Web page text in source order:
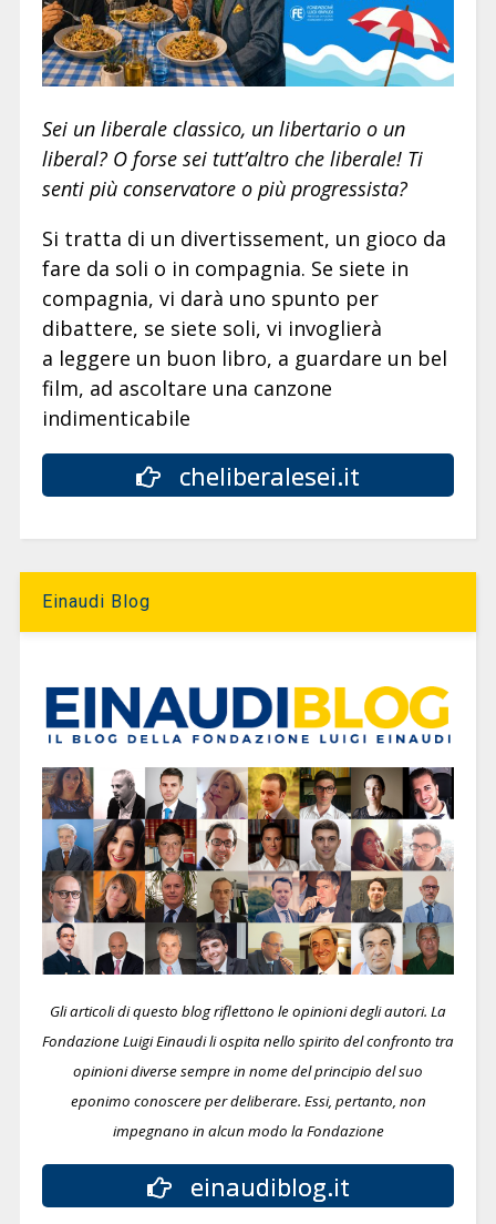
Sei un liberale classico, un libertario o un
liberal? O forse sei tutt’altro che liberale! Ti
senti più conservatore o più progressista?
Si tratta di un divertissement, un gioco da
fare da soli o in compagnia. Se siete in
compagnia, vi darà uno spunto per
dibattere, se siete soli, vi invoglierà
a leggere un buon libro, a guardare un bel
film, ad ascoltare una canzone
indimenticabile
cheliberalesei.it
Einaudi Blog
Gli articoli di questo blog riflettono le opinioni degli autori. La
Fondazione Luigi Einaudi li ospita nello spirito del confronto tra
opinioni diverse sempre in nome del principio del suo
eponimo conoscere per deliberare. Essi, pertanto, non
impegnano in alcun modo la Fondazione
einaudiblog.it